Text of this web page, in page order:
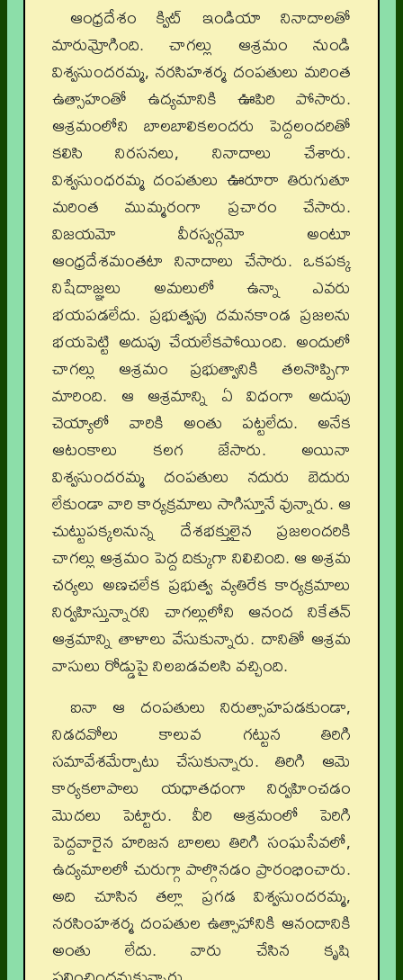
ఆంధ్రదేశం క్విట్ ఇండియా నినాదాలతో
మారుమ్రోగింది. చాగల్లు ఆశ్రమం నుండి
విశ్వసుందరమ్మ, నరసిహశర్మ దంపతులు మరింత
ఉత్సాహంతో ఉద్యమానికి ఊపిరి పోసారు.
ఆశ్రమంలోని బాలబాలికలందరు పెద్దలందరితో
కలిసి నిరసనలు, నినాదాలు చేశారు.
విశ్వసుంధరమ్మ దంపతులు ఊరూరా తిరుగుతూ
మరింత ముమ్మరంగా ప్రచారం చేసారు.
విజయమో వీరస్వర్గమో అంటూ
ఆంధ్రదేశమంతటా నినాదాలు చేసారు. ఒకపక్క
నిషేదాజ్ఞలు అమలులో ఉన్నా ఎవరు
భయపడలేదు. ప్రభుత్వపు దమనకాండ ప్రజలను
భయపెట్టి అదుపు చేయలేకపోయింది. అందులో
చాగల్లు ఆశ్రమం ప్రభుత్వానికి తలనొప్పిగా
మారింది. ఆ ఆశ్రమాన్ని ఏ విధంగా అదుపు
చెయ్యాలో వారికి అంతు పట్టలేదు. అనేక
ఆటంకాలు కలగ జేసారు. అయినా
విశ్వసుందరమ్మ దంపతులు నదురు బెదురు
లేకుండా వారి కార్యక్రమాలు సాగిస్తూనే వున్నారు. ఆ
చుట్టుపక్కలనున్న దేశభక్తులైన ప్రజలందరికి
చాగల్లు ఆశ్రమం పెద్ద దిక్కుగా నిలిచింది. ఆ అశ్రమ
చర్యలు అణచలేక ప్రభుత్వ వ్యతిరేక కార్యక్రమాలు
నిర్వహిస్తున్నారని చాగల్లులోని ఆనంద నికేతన్
ఆశ్రమాన్ని తాళాలు వేసుకున్నారు. దానితో ఆశ్రమ
వాసులు రోడ్డుపై నిలబడవలసి వచ్చింది.
ఐనా ఆ దంపతులు నిరుత్సాహపడకుండా,
నిడదవోలు కాలువ గట్టున తిరిగి
సమావేశమేర్పాటు చేసుకున్నారు. తిరిగి ఆమె
కార్యకలాపాలు యధాతధంగా నిర్వహించడం
మొదలు పెట్టారు. వీరి ఆశ్రమంలో పెరిగి
పెద్దవారైన హరిజన బాలలు తిరిగి సంఘసేవలో,
ఉద్యమాలలో చురుగ్గా పాల్గొనడం ప్రారంభించారు.
అది చూసిన తల్లా ప్రగడ విశ్వసుందరమ్మ,
నరసింహశర్మ దంపతుల ఉత్సాహానికి ఆనందానికి
అంతు లేదు. వారు చేసిన కృషి